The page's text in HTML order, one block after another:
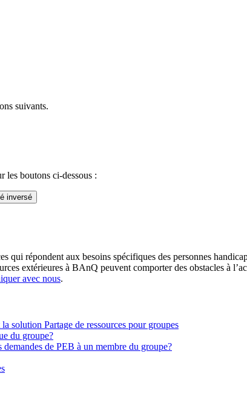
suivants.
les boutons ci-dessous :
inversé
qui répondent aux besoins spécifiques des personnes
extérieures à BAnQ peuvent comporter des obstacles à
avec nous.
solution Partage de ressources pour groupes
du groupe?
de PEB à un membre du groupe?